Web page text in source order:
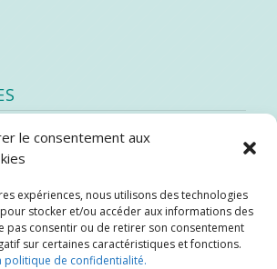
le consentement aux
expériences, nous utilisons des technologies
stocker et/ou accéder aux informations des
pas consentir ou de retirer son consentement
sur certaines caractéristiques et fonctions.
politique de confidentialité.
d’économie d’eau potable